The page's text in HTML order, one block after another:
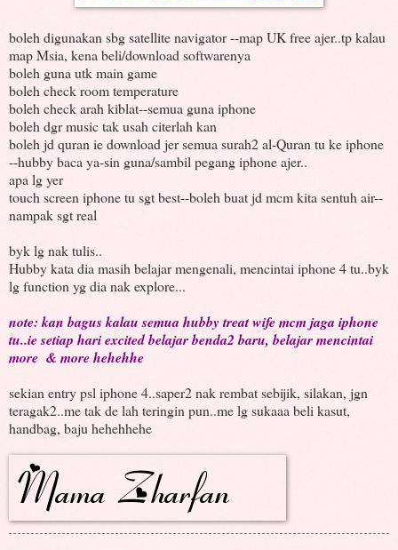
boleh digunakan sbg satellite navigator --map UK free ajer..tp kalau
map Msia, kena beli/download softwarenya
boleh guna utk main game
boleh check room temperature
boleh check arah kiblat--semua guna iphone
boleh dgr music tak usah citerlah kan
boleh jd quran ie download jer semua surah2 al-Quran tu ke iphone
--hubby baca ya-sin guna/sambil pegang iphone ajer..
apa lg yer
touch screen iphone tu sgt best--boleh buat jd mcm kita sentuh air--
nampak sgt real
byk lg nak tulis..
Hubby kata dia masih belajar mengenali, mencintai iphone 4 tu..byk
lg function yg dia nak explore...
note: kan bagus kalau semua hubby treat wife mcm jaga iphone
tu..ie setiap hari excited belajar benda2 baru, belajar mencintai
more & more hehehhe
sekian entry psl iphone 4..saper2 nak rembat sebijik, silakan, jgn
teragak2..me tak de lah teringin pun..me lg sukaaa beli kasut,
handbag, baju hehehhehe